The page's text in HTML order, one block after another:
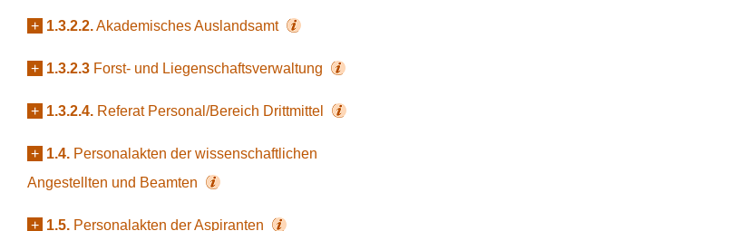
+ 1.3.2.2.Akademisches Auslandsamt
+ 1.3.2.3 Forst- und Liegenschaftsverwaltung
+ 1.3.2.4. Referat Personal/Bereich Drittmittel
+ 1.4. Personalakten der wissenschaftlichen
Angestellten und Beamten
+ 1.5. Personalakten der Aspiranten